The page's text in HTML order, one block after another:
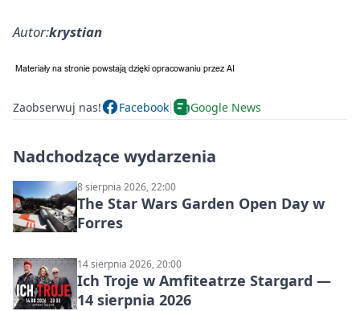
Autor:krystian
Zaobserwuj nas! Facebook Google News
Nadchodzące wydarzenia
8 sierpnia 2026, 22:00
The Star Wars Garden Open Day w
Forres
14 sierpnia 2026, 20:00
Ich Troje w Amfiteatrze Stargard —
14 sierpnia 2026